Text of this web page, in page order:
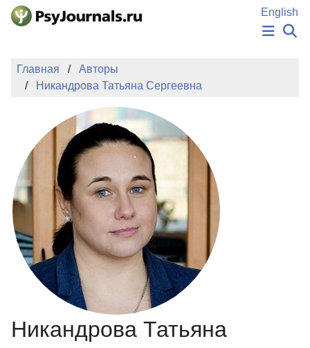
Перейти к основному содержанию
English
ИЗДАНИЯ
АВТОРЫ
ПОДАТЬ РУКОПИСЬ
БАЗА ЗНАНИЙ
КЛЮЧЕВЫЕ СЛОВА
Регистрация
Главная
Авторы
Никандрова Татьяна Сергеевна
Никандрова Татьяна